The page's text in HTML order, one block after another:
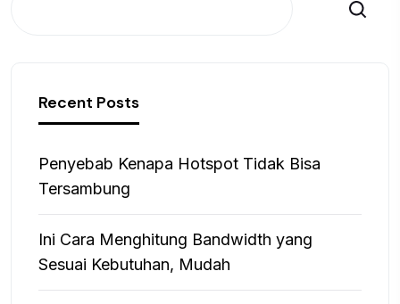
Search
Recent Posts
Penyebab Kenapa Hotspot Tidak Bisa
Tersambung
Ini Cara Menghitung Bandwidth yang
Sesuai Kebutuhan, Mudah